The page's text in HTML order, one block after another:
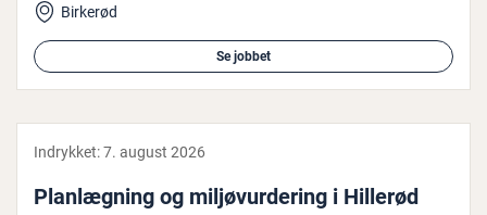
Birkerød
Se jobbet
Indrykket:7. august 2026
Plan­læg­ning og mil­jø­vur­de­ring i Hillerød